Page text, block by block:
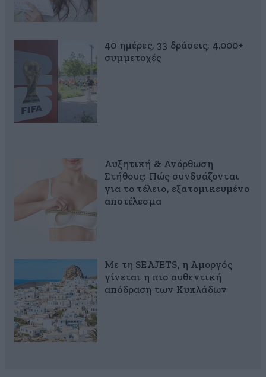
40 ημέρες, 33 δράσεις, 4.000+
συμμετοχές
Αυξητική & Ανόρθωση
Στήθους: Πώς συνδυάζονται
για το τέλειο, εξατομικευμένο
αποτέλεσμα
Με τη SEAJETS, η Αμοργός
γίνεται η πιο αυθεντική
απόδραση των Κυκλάδων